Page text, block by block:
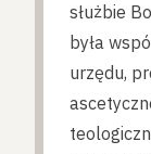
służbie
była
urzędu,